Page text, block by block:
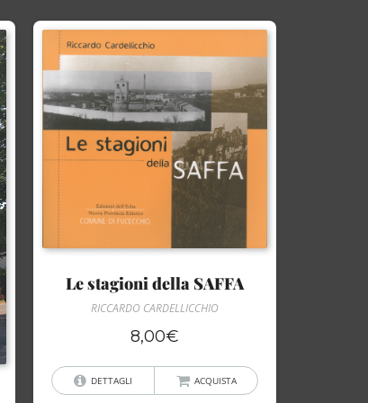
Le stagioni della SAFFA
RICCARDO CARDELLICCHIO
8,00€
DETTAGLI ACQUISTA